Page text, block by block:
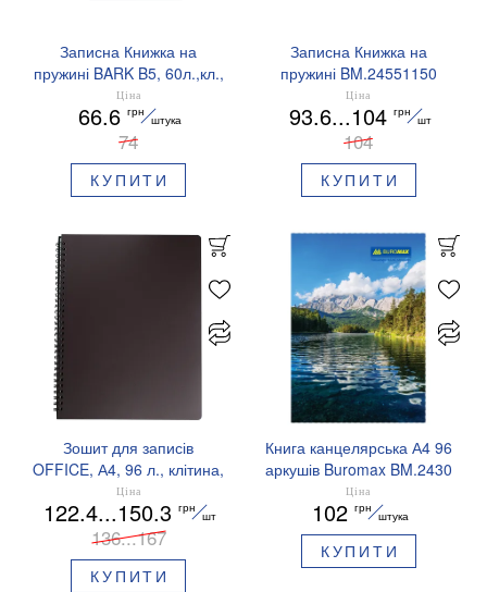
Записна Книжка на
пружині BARK B5, 60л.,кл.,
пластик.обл.,Buromax
BM.24554154
Ціна
66.6 грн
штука
74
КУПИТИ
Записна Книжка на
пружині BM.24551150
Ціна
93.6...104 грн
шт
104
КУПИТИ
Зошит для записів
OFFICE, А4, 96 л., клітина,
пластикова обкладинка,
BUROMAX BM.24451150
Ціна
122.4...150.3 грн
шт
136...167
КУПИТИ
Книга канцелярська А4 96
аркушів Buromax BM.2430
Ціна
102 грн
штука
КУПИТИ